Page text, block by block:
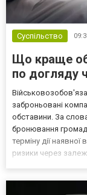
Суспільство
Що краще
по догляду
заброньовані
обставини. За
бронювання
терміну дії
ризики через